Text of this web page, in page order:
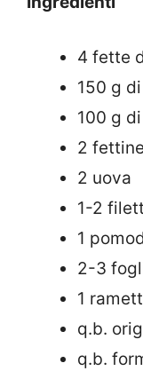
4 fette
150 g
100 g
2
2 uova
1-2
1
2-3
1
q.b.
q.b.